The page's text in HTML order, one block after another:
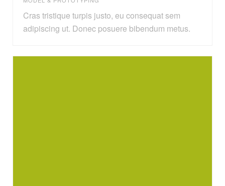
Cras tristique turpis justo, eu consequat sem
adipiscing ut. Donec posuere bibendum metus.